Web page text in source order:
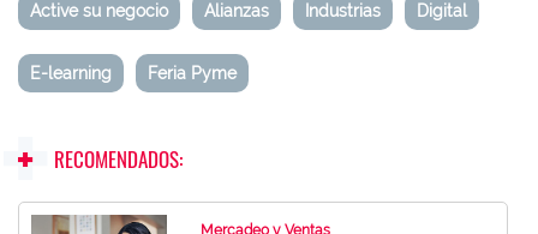
Active su negocio Alianzas Industrias Digital
E-learning Feria Pyme
RECOMENDADOS:
Mercadeo y Ventas